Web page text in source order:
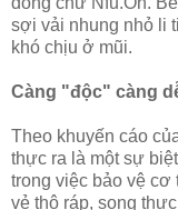
sợi vải nhung nhỏ li
khó chịu ở mũi.
Càng "độc" càng
Theo khuyến cáo
thực ra là một sự
trong việc bảo vệ
vẻ thô ráp, song